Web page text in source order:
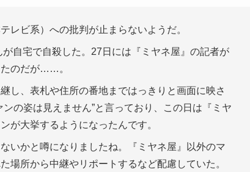
ビ系）への批判が止まらないようだ。
自宅で自殺した。27日には『ミヤネ屋』の記者が
たのだが……。
し、表札や住所の番地まではっきりと画面に映さ
の姿は見えません”と言っており、この日は『ミヤ
が大挙するようになったんです。
いかと噂になりましたね。『ミヤネ屋』以外のマ
場所から中継やリポートするなど配慮していた。